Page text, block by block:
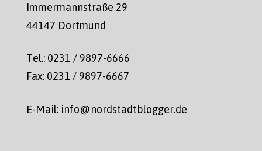
Immermannstraße 29
44147 Dortmund
Tel.: 0231 / 9897-6666
Fax: 0231 / 9897-6667
E-Mail: info@nordstadtblogger.de